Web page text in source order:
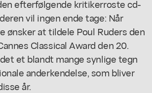
efterfølgende kritikerroste cd-
vil ingen ende tage: Når
ønsker at tildele Poul Ruders den
Classical Award den 20.
et blandt mange synlige tegn
anderkendelse, som bliver
år.